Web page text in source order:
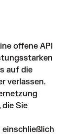
offene API
auf die
verlassen.
Sie